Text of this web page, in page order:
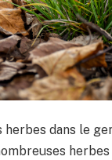
herbes dans le